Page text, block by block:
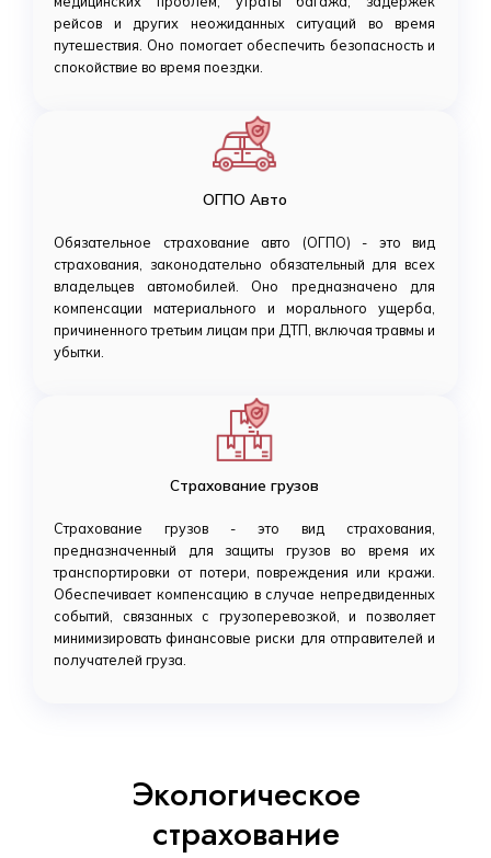
рейсов и других неожиданных ситуаций во время
путешествия. Оно помогает обеспечить безопасность и
спокойствие во время поездки.
ОГПО Авто
Обязательное страхование авто (ОГПО) - это вид
страхования, законодательно обязательный для всех
владельцев автомобилей. Оно предназначено для
компенсации материального и морального ущерба,
причиненного третьим лицам при ДТП, включая травмы и
убытки.
Страхование грузов
Страхование грузов - это вид страхования,
предназначенный для защиты грузов во время их
транспортировки от потери, повреждения или кражи.
Обеспечивает компенсацию в случае непредвиденных
событий, связанных с грузоперевозкой, и позволяет
минимизировать финансовые риски для отправителей и
получателей груза.
Экологическое
страхование